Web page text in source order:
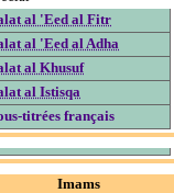
al 'Eed al Fitr
al 'Eed al Adha
al Khusuf
al Istisqa
titrées français
Imams